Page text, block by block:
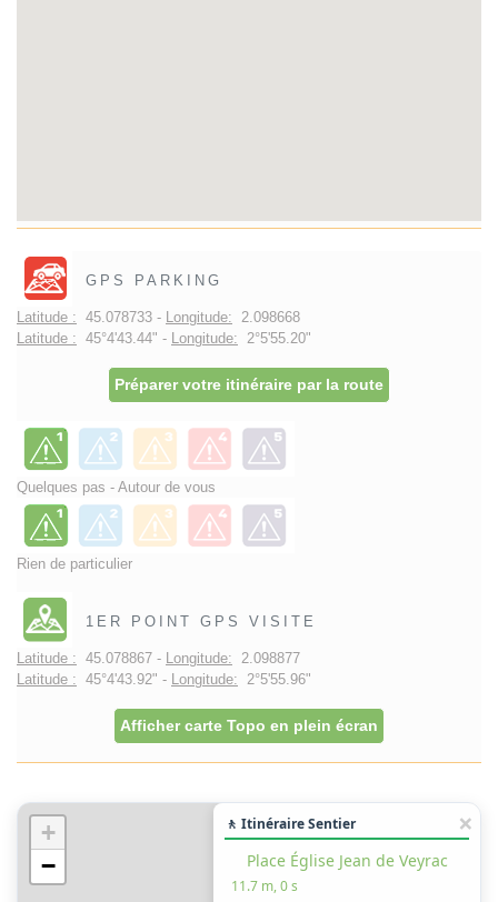
GPS PARKING
Latitude : 45.078733 - Longitude: 2.098668
Latitude : 45°4'43.44" - Longitude: 2°5'55.20"
Préparer votre itinéraire par la route
Quelques pas - Autour de vous
Rien de particulier
1ER POINT GPS VISITE
Latitude : 45.078867 - Longitude: 2.098877
Latitude : 45°4'43.92" - Longitude: 2°5'55.96"
Afficher carte Topo en plein écran
+
−
🚶 Itinéraire Sentier
Place Église Jean de Veyrac
11.7 m, 0 s